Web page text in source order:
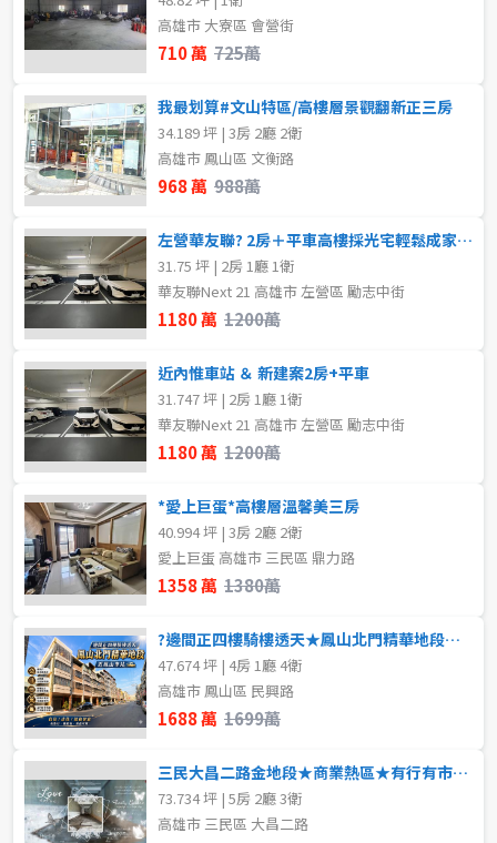
高雄市 大寮區 會營街
710 萬 725萬
我最划算#文山特區/高樓層景觀翻新正三房
34.189 坪 | 3房 2廳 2衛
高雄市 鳳山區 文衡路
968 萬 988萬
左營華友聯? 2房＋平車高樓採光宅輕鬆成家首選
31.75 坪 | 2房 1廳 1衛
華友聯Next 21 高雄市 左營區 勵志中街
1180 萬 1200萬
近內惟車站 ＆ 新建案2房+平車
31.747 坪 | 2房 1廳 1衛
華友聯Next 21 高雄市 左營區 勵志中街
1180 萬 1200萬
*愛上巨蛋*高樓層溫馨美三房
40.994 坪 | 3房 2廳 2衛
愛上巨蛋 高雄市 三民區 鼎力路
1358 萬 1380萬
?邊間正四樓騎樓透天★鳳山北門精華地段★近鳳山車站
47.674 坪 | 4房 1廳 4衛
高雄市 鳳山區 民興路
1688 萬 1699萬
三民大昌二路金地段★商業熱區★有行有市店面釋出
73.734 坪 | 5房 2廳 3衛
高雄市 三民區 大昌二路